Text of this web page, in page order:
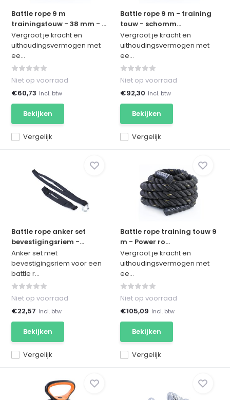
Battle rope 9 m
trainingstouw - 38 mm - ...
Vergroot je kracht en
uithoudingsvermogen met
ee...
Vergelijk
Niet op voorraad
€60,73 Incl. btw
Bekijken
Battle rope 9 m - training
touw - schomm...
Vergroot je kracht en
uithoudingsvermogen met
ee...
Vergelijk
Niet op voorraad
€92,30 Incl. btw
Bekijken
Battle rope anker set
bevestigingsriem -...
Anker set met
bevestigingsriem voor een
battle r...
Vergelijk
Niet op voorraad
€22,57 Incl. btw
Bekijken
Battle rope training touw 9
m - Power ro...
Vergroot je kracht en
uithoudingsvermogen met
ee...
Vergelijk
Niet op voorraad
€105,09 Incl. btw
Bekijken